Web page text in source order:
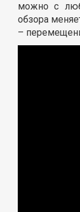
можно с
обзора
–